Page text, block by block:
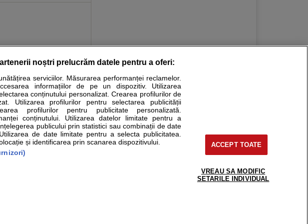
au scop informativ si educational. Ele nu pot substitui consultul medical direct si
pe sfatulmedicului.ro sa consultati fie medicul Dvs., fie unul dintre medicii pe care
clinica
Pentru pacient
support@sfatulmedicului.ro
0374 109 268
noștri prelucrăm datele pentru a oferi:
serviciilor. Măsurarea performanței reclamelor.
informațiilor de pe un dispozitiv. Utilizarea
conținutului personalizat. Crearea profilurilor de
Utilizarea profilurilor pentru selectarea publicității
profilurilor pentru publicitate personalizată.
conținutului. Utilizarea datelor limitate pentru a
publicului prin statistici sau combinații de date
de date limitate pentru a selecta publicitatea.
și identificarea prin scanarea dispozitivului.
ACCEPT TOATE
VREAU SA MODIFIC
SETARILE INDIVIDUAL